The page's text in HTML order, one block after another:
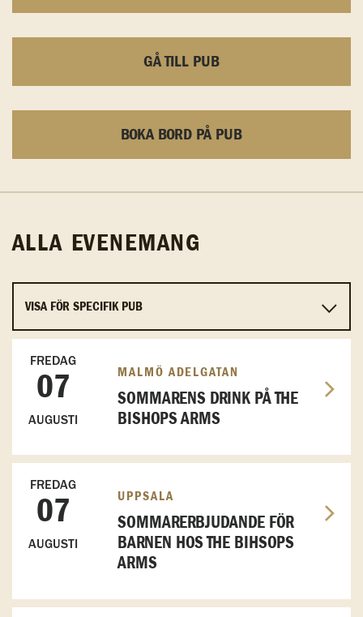
GÅ TILL PUB
BOKA BORD PÅ PUB
ALLA EVENEMANG
FREDAG
07
AUGUSTI
MALMÖ ADELGATAN
SOMMARENS DRINK PÅ THE
BISHOPS ARMS
FREDAG
07
AUGUSTI
UPPSALA
SOMMARERBJUDANDE FÖR
BARNEN HOS THE BIHSOPS
ARMS